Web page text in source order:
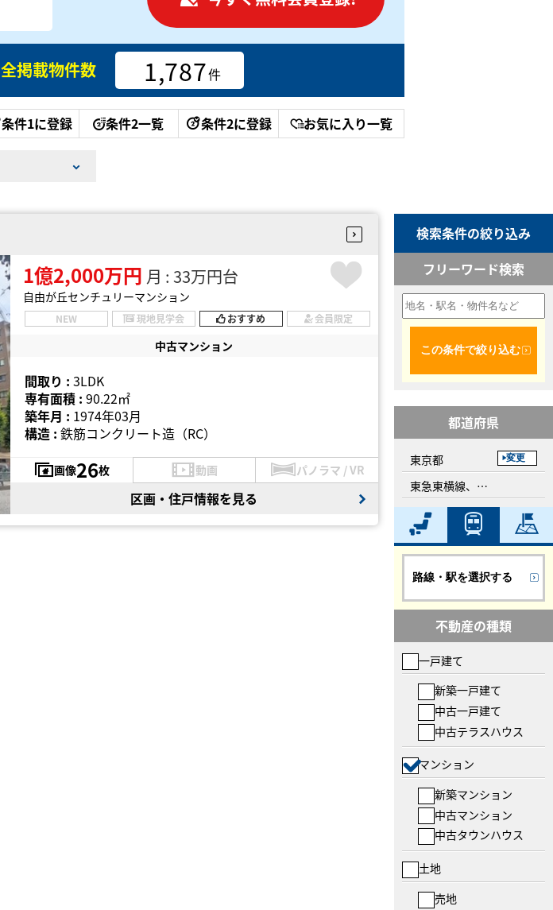
全掲載物件数 1,787件
条件1に登録 条件2一覧 条件2に登録 お気に入り一覧
1億2,000万円 月 : 33万円台
自由が丘センチュリーマンション
NEW 現地見学会 おすすめ 会員限定
中古マンション
間取り : 3LDK
専有面積 : 90.22㎡
築年月 : 1974年03月
構造 : 鉄筋コンクリート造（RC）
画像26枚 動画 パノラマ / VR
区画・住戸情報を見る
検索条件の絞り込み
フリーワード検索
この条件で絞り込む
都道府県
東京都 変更
東急東横線、自由が丘駅
路線・駅を選択する
不動産の種類
一戸建て
新築一戸建て
中古一戸建て
中古テラスハウス
マンション
新築マンション
中古マンション
中古タウンハウス
土地
売地